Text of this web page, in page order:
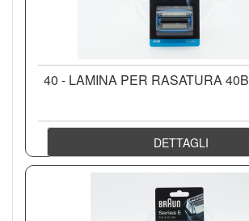
40 - LAMINA PER RASATURA 40B
DETTAGLI